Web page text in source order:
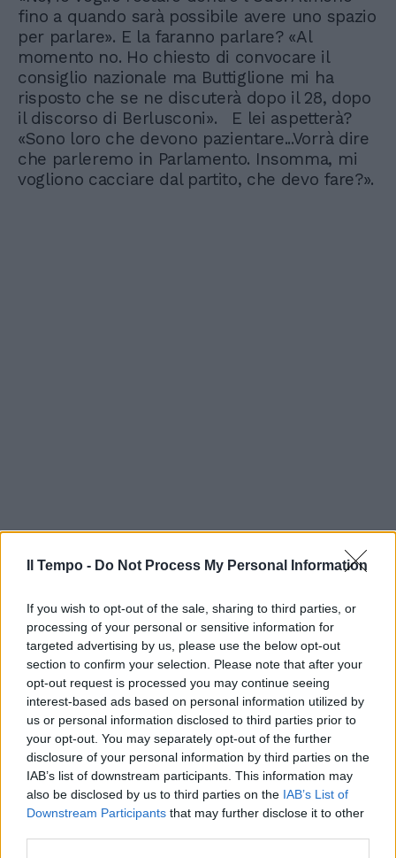
Il Tempo - Do Not Process My Personal Information
If you wish to opt-out of the sale, sharing to third parties, or
processing of your personal or sensitive information for
targeted advertising by us, please use the below opt-out
section to confirm your selection. Please note that after your
opt-out request is processed you may continue seeing
interest-based ads based on personal information utilized by
us or personal information disclosed to third parties prior to
your opt-out. You may separately opt-out of the further
disclosure of your personal information by third parties on the
IAB’s list of downstream participants. This information may
also be disclosed by us to third parties on the IAB’s List of
Downstream Participants that may further disclose it to other
fino a quando sarà possibile avere uno spazio
per parlare». E la faranno parlare? «Al
momento no. Ho chiesto di convocare il
consiglio nazionale ma Buttiglione mi ha
risposto che se ne discuterà dopo il 28, dopo
il discorso di Berlusconi». E lei aspetterà?
«Sono loro che devono pazientare...Vorrà dire
che parleremo in Parlamento. Insomma, mi
vogliono cacciare dal partito, che devo fare?».
In evidenza